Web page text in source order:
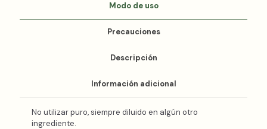
Modo de uso
Precauciones
Descripción
Información adicional
No utilizar puro, siempre diluido en algún otro
ingrediente.